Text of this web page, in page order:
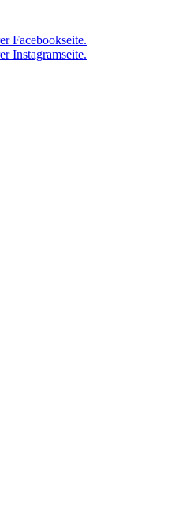
Facebookseite.
Instagramseite.